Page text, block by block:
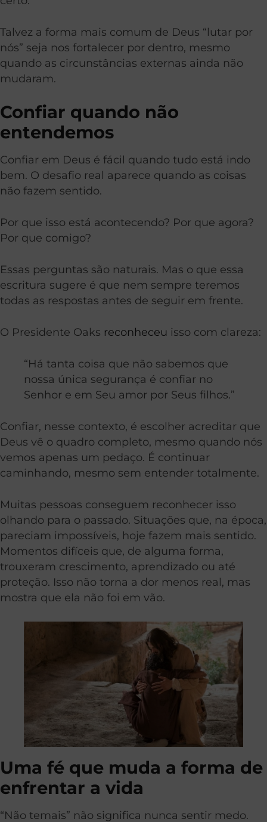
Talvez a forma mais comum de Deus “lutar por
nós” seja nos fortalecer por dentro, mesmo
quando as circunstâncias externas ainda não
mudaram.
Confiar quando não
entendemos
Confiar em Deus é fácil quando tudo está indo
bem. O desafio real aparece quando as coisas
não fazem sentido.
Por que isso está acontecendo? Por que agora?
Por que comigo?
Essas perguntas são naturais. Mas o que essa
escritura sugere é que nem sempre teremos
todas as respostas antes de seguir em frente.
O Presidente Oaks reconheceu isso com clareza:
“Há tanta coisa que não sabemos que
nossa única segurança é confiar no
Senhor e em Seu amor por Seus filhos.”
Confiar, nesse contexto, é escolher acreditar que
Deus vê o quadro completo, mesmo quando nós
vemos apenas um pedaço. É continuar
caminhando, mesmo sem entender totalmente.
Muitas pessoas conseguem reconhecer isso
olhando para o passado. Situações que, na época,
pareciam impossíveis, hoje fazem mais sentido.
Momentos difíceis que, de alguma forma,
trouxeram crescimento, aprendizado ou até
proteção. Isso não torna a dor menos real, mas
mostra que ela não foi em vão.
Uma fé que muda a forma de
enfrentar a vida
“Não temais” não significa nunca sentir medo.